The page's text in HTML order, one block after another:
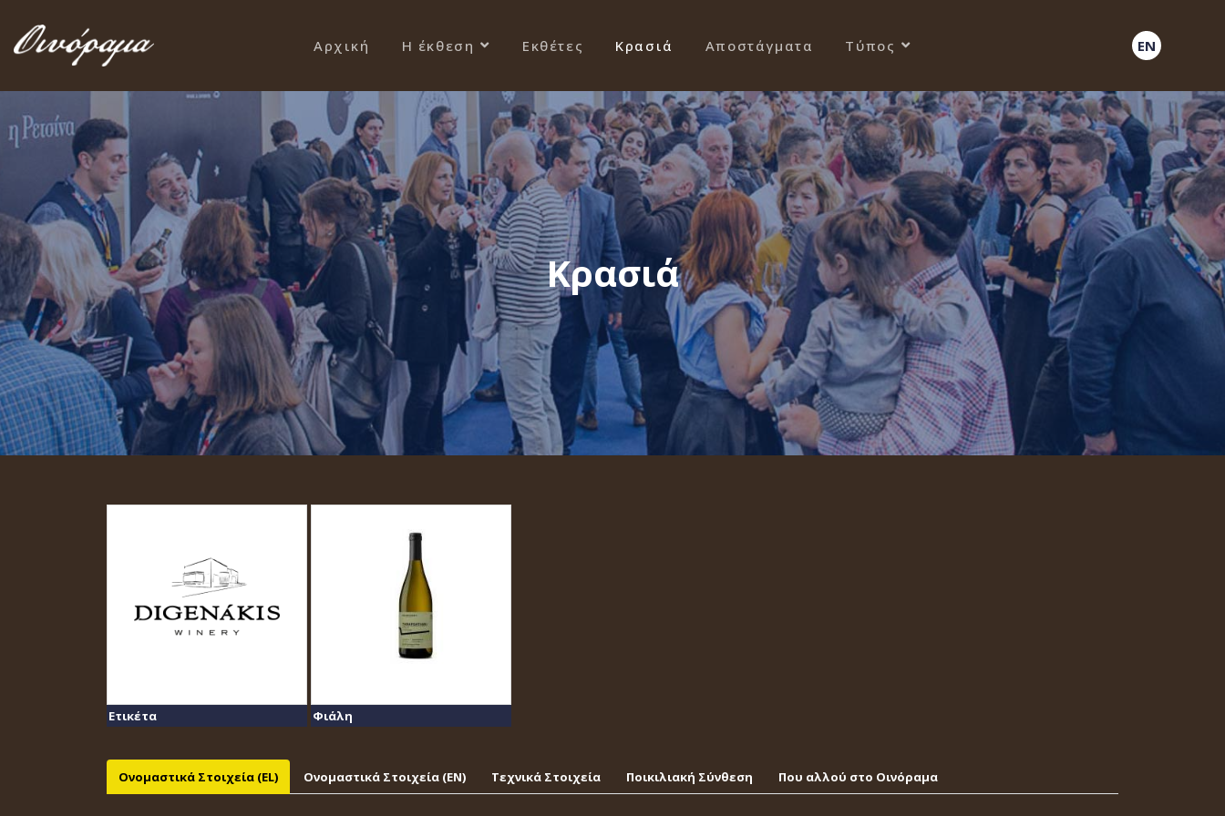
Αρχική Η έκθεση Εκθέτες Κρασιά Αποστάγματα Τύπος EN
Κρασιά
Ετικέτα Φιάλη
Ονομαστικά Στοιχεία (EL) Ονομαστικά Στοιχεία (EΝ) Τεχνικά Στοιχεία Ποικιλιακή Σύνθεση Που αλλού στο Οινόραμα